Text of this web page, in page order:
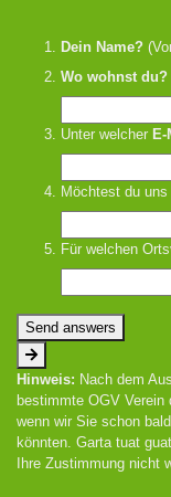
Dein Name?
Wo wohnst du?
Unter welcher
Möchtest du
Für welchen
Send answers
Hinweis: Nach dem
bestimmte OGV
wenn wir Sie schon
könnten. Garta tuat
Ihre Zustimmung nicht